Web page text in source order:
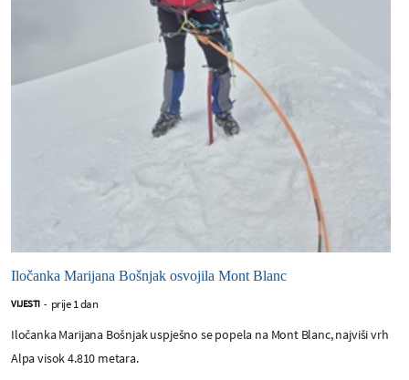
Iločanka Marijana Bošnjak osvojila Mont Blanc
VIJESTI - prije 1 dan
Iločanka Marijana Bošnjak uspješno se popela na Mont Blanc, najviši vrh
Alpa visok 4.810 metara.